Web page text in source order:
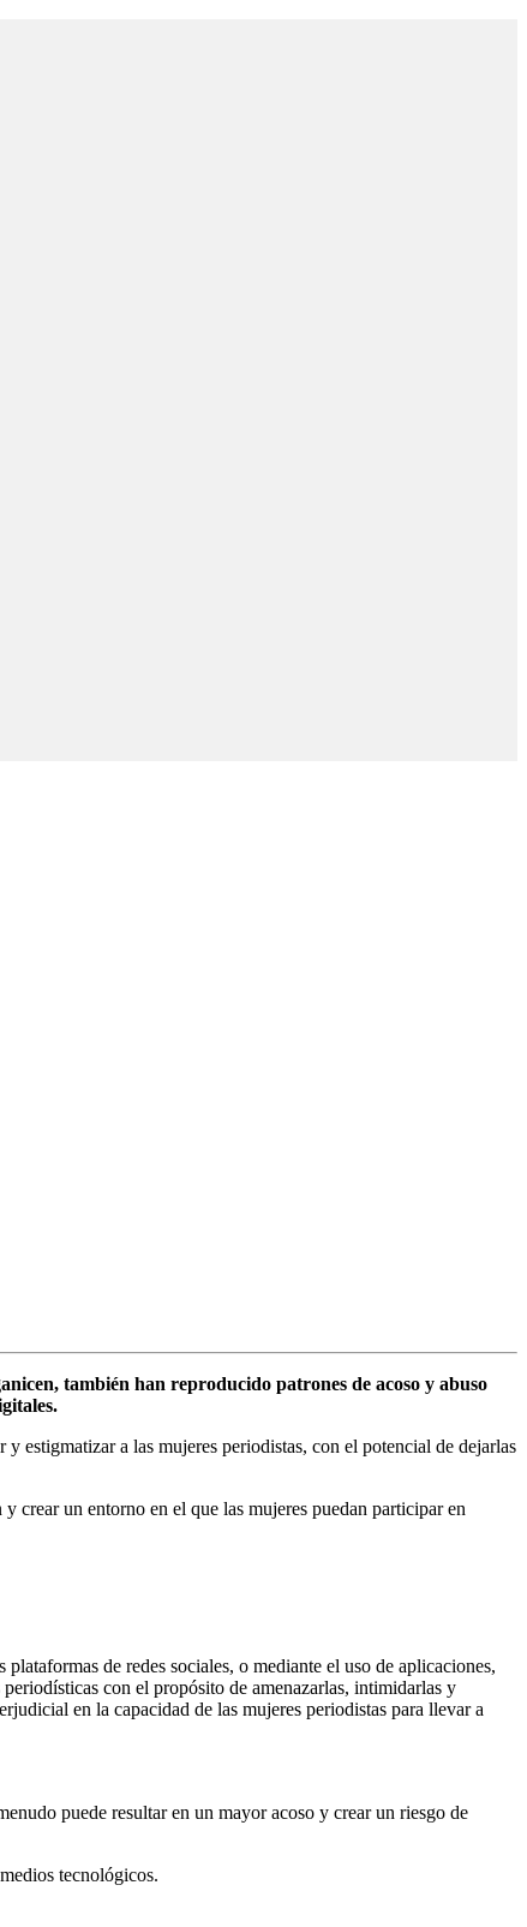
también han reproducido patrones de acoso y abuso
estigmatizar a las mujeres periodistas, con el potencial de dejarlas
crear un entorno en el que las mujeres puedan participar en
de redes sociales, o mediante el uso de aplicaciones,
con el propósito de amenazarlas, intimidarlas y
en la capacidad de las mujeres periodistas para llevar a
puede resultar en un mayor acoso y crear un riesgo de
tecnológicos.